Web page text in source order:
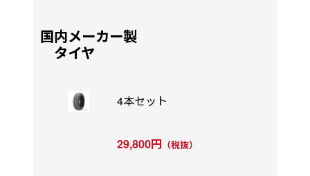
国内メーカー製
タイヤ
4本セット
29,800円 （税抜）